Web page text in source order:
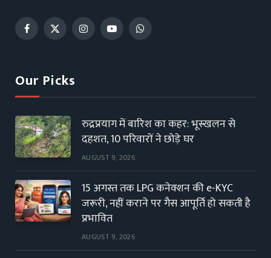
Facebook
X
InstagramYouTubeWhatsApp
Our Picks
रुद्रप्रयाग में बारिश का कहर: भूस्खलन से
दहशत, 10 परिवारों ने छोड़े घर
AUGUST 9, 2026
15 अगस्त तक LPG कनेक्शन की e-KYC
जरूरी, नहीं कराने पर गैस आपूर्ति हो सकती है
प्रभावित
AUGUST 9, 2026